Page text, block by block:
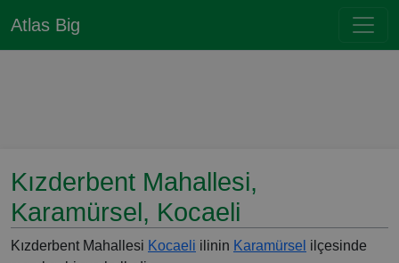
Atlas Big
Kızderbent Mahallesi,
Karamürsel, Kocaeli
Kızderbent Mahallesi Kocaeli ilinin Karamürsel ilçesinde